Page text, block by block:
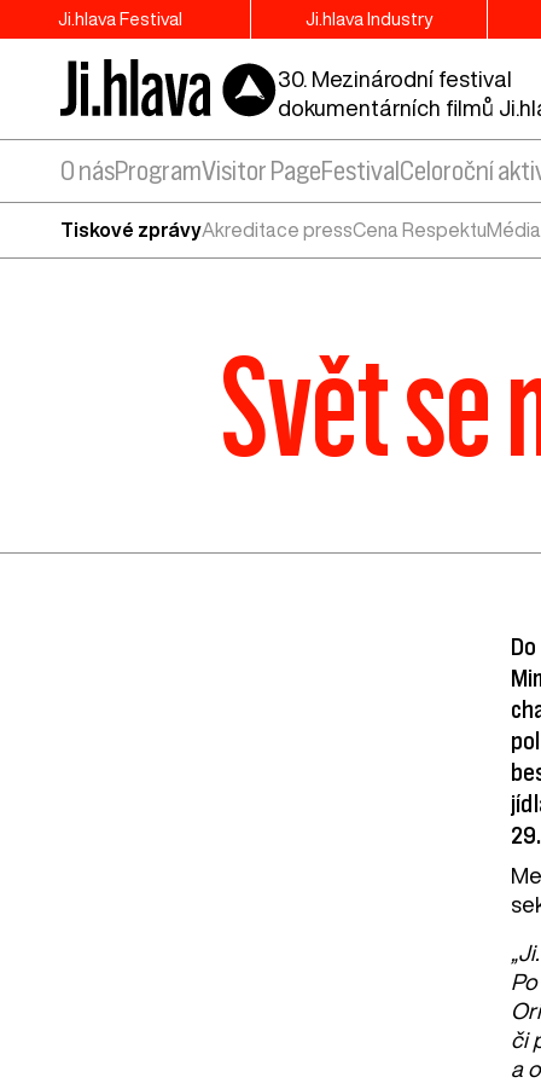
Ji.hlava Festival Ji.hlava Industry
30. Mezinárodní festival
dokumentárních filmů
O násProgramVisitor PageFestival Celoroční
Tiskové zprávyAkreditace pressCena Respektu
Svět se
či
a